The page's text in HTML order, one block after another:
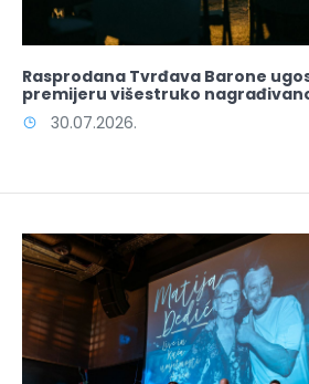
Rasprodana Tvrđava Barone
premijeru višestruko
30.07.2026.